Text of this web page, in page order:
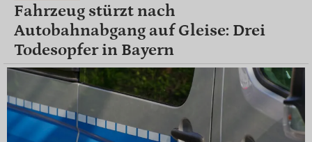
Fahrzeug stürzt nach
Autobahnabgang auf Gleise: Drei
Todesopfer in Bayern